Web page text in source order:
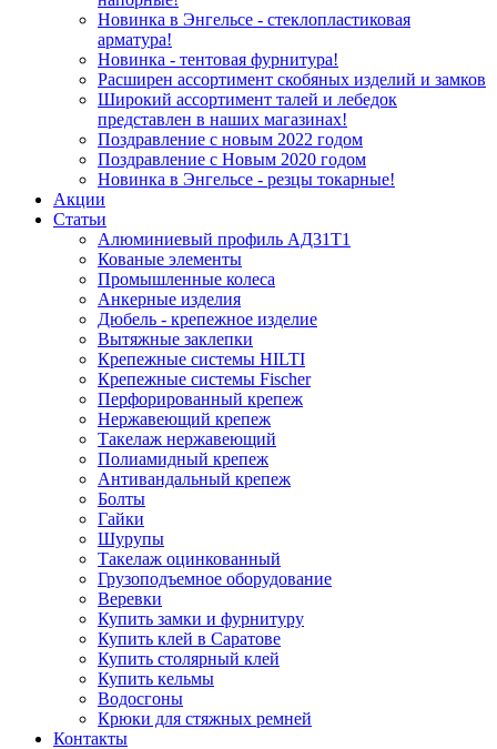
Новинка в Энгельсе - стеклопластиковая
арматура!
Новинка - тентовая фурнитура!
Расширен ассортимент скобяных изделий и замков
Широкий ассортимент талей и лебедок
представлен в наших магазинах!
Поздравление с новым 2022 годом
Поздравление с Новым 2020 годом
Новинка в Энгельсе - резцы токарные!
Акции
Статьи
Алюминиевый профиль АД31Т1
Кованые элементы
Промышленные колеса
Анкерные изделия
Дюбель - крепежное изделие
Вытяжные заклепки
Крепежные системы HILTI
Крепежные системы Fischer
Перфорированный крепеж
Нержавеющий крепеж
Такелаж нержавеющий
Полиамидный крепеж
Антивандальный крепеж
Болты
Гайки
Шурупы
Такелаж оцинкованный
Грузоподъемное оборудование
Веревки
Купить замки и фурнитуру
Купить клей в Саратове
Купить столярный клей
Купить кельмы
Водосгоны
Крюки для стяжных ремней
Контакты